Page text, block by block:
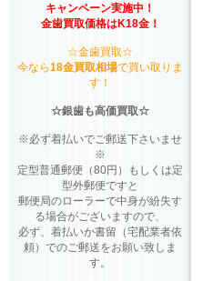
キャンペーン実施中！
金歯買取価格はK18金！
☆金歯買取☆
今なら18金買取相場で買い取りま
す！
☆銀歯も高価買取☆
※必ず着払いでご郵送下さいませ
※
定型普通郵便（80円）もしくは定
型外郵便ですと
郵便局のローラーで中身が紛失す
る場合がございますので、
必ず、着払いか書留（宅配業者依
頼）でのご郵送をお願い致しま
す。